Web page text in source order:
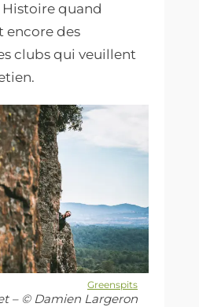
Histoire quand
encore des
clubs qui veuillent
Greenspits
– © Damien Largeron